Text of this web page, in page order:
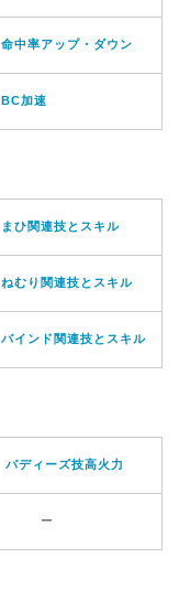
命中率アップ・ダウン
BC加速
まひ関連技とスキル
ねむり関連技とスキル
バインド関連技とスキル
バディーズ技高火力
ー